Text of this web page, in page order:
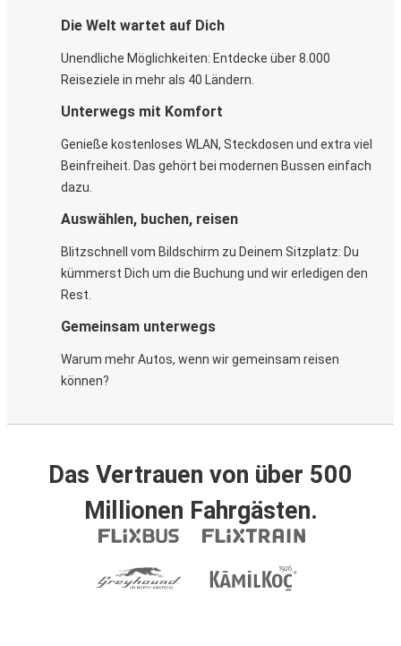
Die Welt wartet auf Dich
Unendliche Möglichkeiten: Entdecke über 8.000
Reiseziele in mehr als 40 Ländern.
Unterwegs mit Komfort
Genieße kostenloses WLAN, Steckdosen und extra viel
Beinfreiheit. Das gehört bei modernen Bussen einfach
dazu.
Auswählen, buchen, reisen
Blitzschnell vom Bildschirm zu Deinem Sitzplatz: Du
kümmerst Dich um die Buchung und wir erledigen den
Rest.
Gemeinsam unterwegs
Warum mehr Autos, wenn wir gemeinsam reisen
können?
Das Vertrauen von über 500
Millionen Fahrgästen.